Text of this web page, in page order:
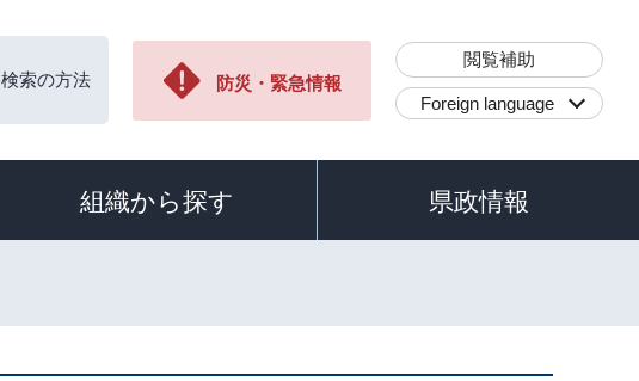
検索の方法 防災・緊急情報
閲覧補助
Foreign language
組織から探す 県政情報